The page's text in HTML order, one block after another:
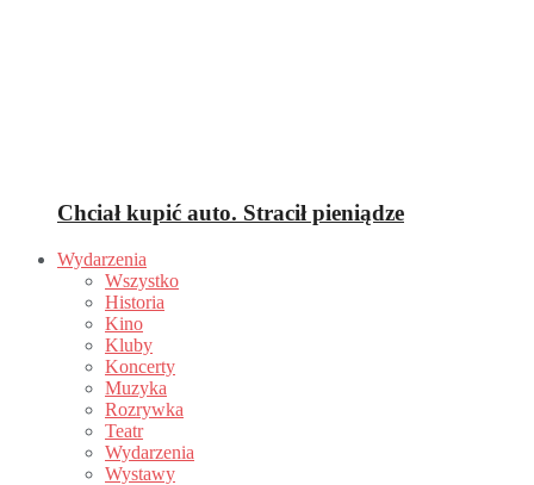
Chciał kupić auto. Stracił pieniądze
Wydarzenia
Wszystko
Historia
Kino
Kluby
Koncerty
Muzyka
Rozrywka
Teatr
Wydarzenia
Wystawy